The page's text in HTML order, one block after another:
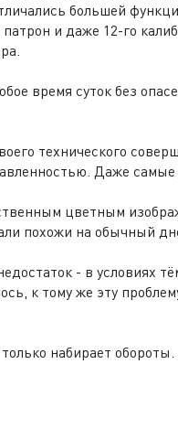
большей
и даже 12-го
время суток без
технического
Даже
цветным
похожи на обычный
- в условиях
к тому же эту
набирает обороты.